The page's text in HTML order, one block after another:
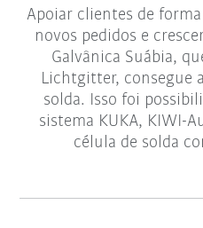
Apoiar clientes de
novos pedidos e
Galvânica Suábia,
Lichtgitter, consegue
solda. Isso foi
sistema KUKA, KIWI-
célula de solda